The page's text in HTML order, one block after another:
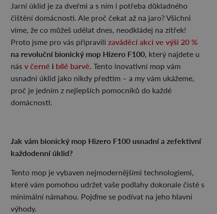
Jarní úklid je za dveřmi a s ním i potřeba důkladného
čištění domácnosti. Ale proč čekat až na jaro? Všichni
víme, že co můžeš udělat dnes, neodkládej na zítřek!
Proto jsme pro vás připravilizaváděcí akci ve výši 20 %
na revoluční bionický mop Hizero F100, který najdete u
násv černé i bílé barvě. Tento inovativní mop vám
usnadní úklid jako nikdy předtím – a my vám ukážeme,
proč je jedním z nejlepších pomocníků do každé
domácnosti.
Jak vám bionický mop Hizero F100 usnadní a zefektivní
každodenní úklid?
Tento mop je vybaven nejmodernějšími technologiemi,
které vám pomohou udržet vaše podlahy dokonale čisté s
minimální námahou. Pojďme se podívat na jeho hlavní
výhody.